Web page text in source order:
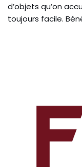
d’objets qu’on
toujours facile.